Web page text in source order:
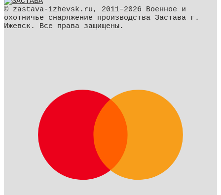
© zastava-izhevsk.ru, 2011–2026 Военное и
охотничье снаряжение производства Застава г.
Ижевск. Все права защищены.